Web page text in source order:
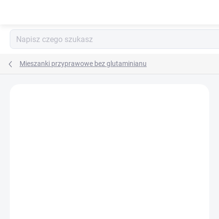
Mieszanki przyprawowe bez glutaminianu